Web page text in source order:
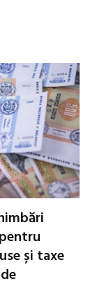
și taxe